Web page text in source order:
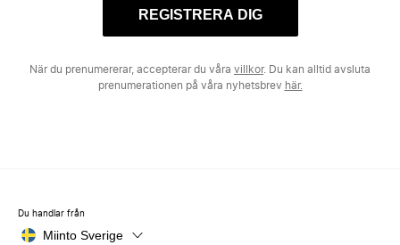
REGISTRERA DIG
När du prenumererar, accepterar du våra villkor. Du kan alltid avsluta
prenumerationen på våra nyhetsbrev här.
Du handlar från
Miinto Sverige